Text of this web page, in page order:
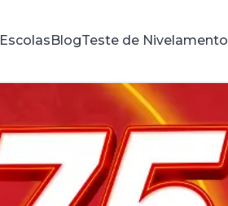
EscolasBlogTeste de Nivelamento